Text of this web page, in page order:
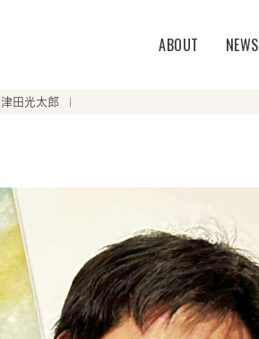
ABOUT NEWS
津田光太郎